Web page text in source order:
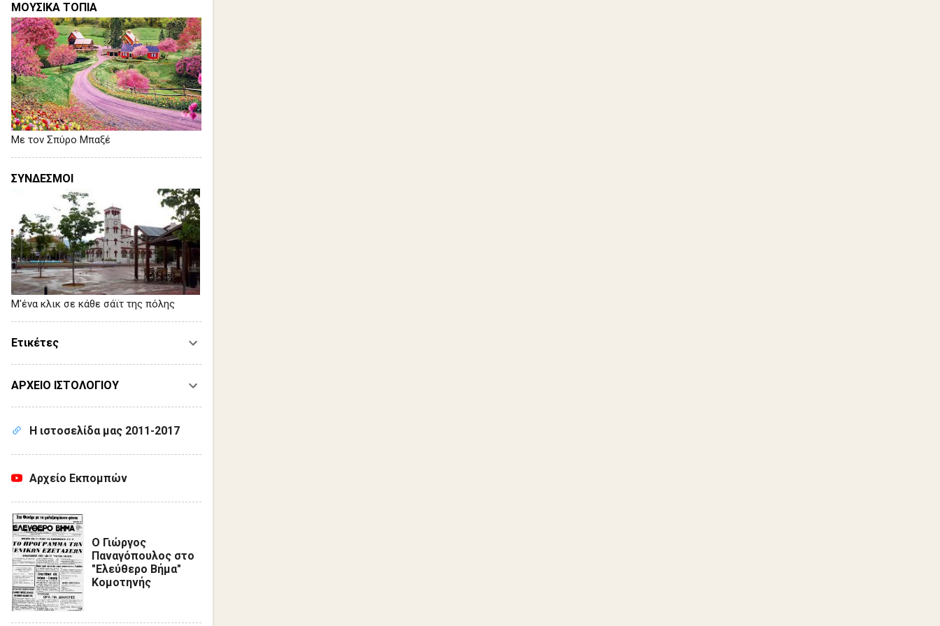
ΜΟΥΣΙΚΑ ΤΟΠΙΑ
Με τον Σπύρο Μπαξέ
ΣΥΝΔΕΣΜΟΙ
Μ'ένα κλικ σε κάθε σάϊτ της πόλης
Ετικέτες
ΑΡΧΕΙΟ ΙΣΤΟΛΟΓΙΟΥ
Η ιστοσελίδα μας 2011-2017
Αρχείο Εκπομπών
Ο Γιώργος
Παναγόπουλος στο
"Ελεύθερο Βήμα"
Κομοτηνής